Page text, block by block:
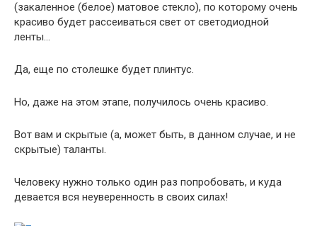
(закаленное (белое) матовое стекло), по которому очень
красиво будет рассеиваться свет от светодиодной
ленты…
Да, еще по столешке будет плинтус.
Но, даже на этом этапе, получилось очень красиво.
Вот вам и скрытые (а, может быть, в данном случае, и не
скрытые) таланты.
Человеку нужно только один раз попробовать, и куда
девается вся неуверенность в своих силах!